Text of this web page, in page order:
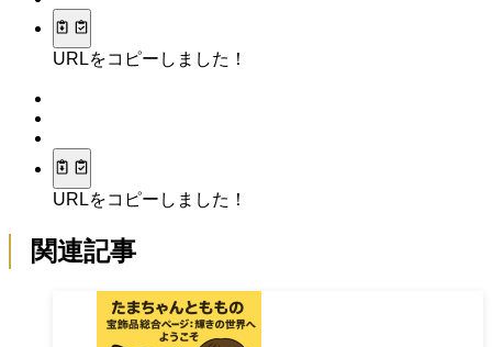
URLをコピーしました！
URLをコピーしました！
関連記事